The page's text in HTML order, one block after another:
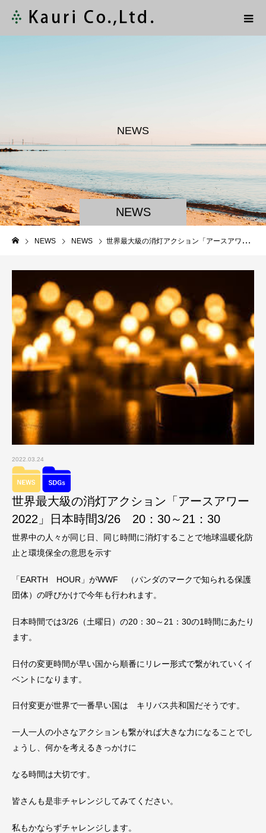
NEWS
NEWS
NEWS NEWS 世界最大級の消灯アクション「アースアワー2022」日本時間3/26 20：30～21：30
2022.03.24
世界最大級の消灯アクション「アースアワー
2022」日本時間3/26 20：30～21：30
世界中の人々が同じ日、同じ時間に消灯することで地球温暖化防
止と環境保全の意思を示す
「EARTH HOUR」がWWF （パンダのマークで知られる保護
団体）の呼びかけで今年も行われます。
日本時間では3/26（土曜日）の20：30～21：30の1時間にあたり
ます。
日付の変更時間が早い国から順番にリレー形式で繋がれていくイ
ベントになります。
日付変更が世界で一番早い国は キリバス共和国だそうです。
一人一人の小さなアクションも繋がれば大きな力になることでし
ょうし、何かを考えるきっかけに
なる時間は大切です。
皆さんも是非チャレンジしてみてください。
私もかならずチャレンジします。